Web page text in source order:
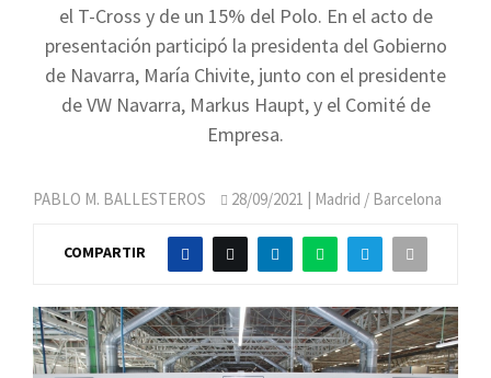
el T-Cross y de un 15% del Polo. En el acto de
presentación participó la presidenta del Gobierno
de Navarra, María Chivite, junto con el presidente
de VW Navarra, Markus Haupt, y el Comité de
Empresa.
PABLO M. BALLESTEROS 28/09/2021 | Madrid / Barcelona
COMPARTIR